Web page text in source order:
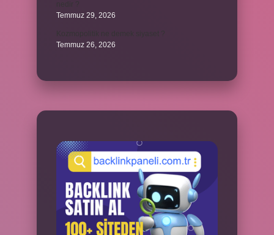
Temmuz 29, 2026
Temmuz 26, 2026